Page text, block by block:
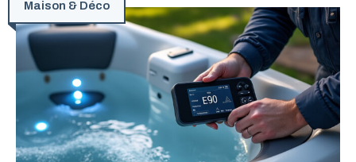
Maison & Déco